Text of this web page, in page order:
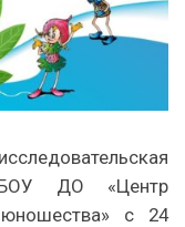
ДО «Центр
с 24